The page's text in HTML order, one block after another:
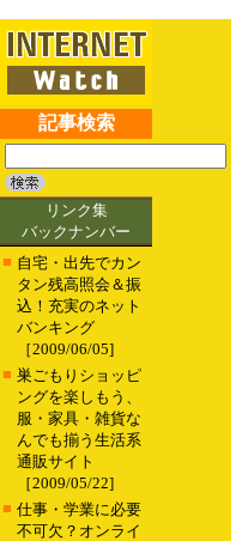
記事検索
リンク集
バックナンバー
■ 自宅・出先でカン
タン残高照会＆振
込！充実のネット
バンキング
［2009/06/05]
■ 巣ごもりショッピ
ングを楽しもう、
服・家具・雑貨な
んでも揃う生活系
通販サイト
［2009/05/22]
■ 仕事・学業に必要
不可欠？オンライ